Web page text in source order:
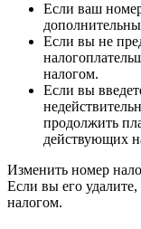
Если ваш
Если вы не
налогом.
Если вы
продолжить
действующих
Изменить номер
Если вы его
налогом.